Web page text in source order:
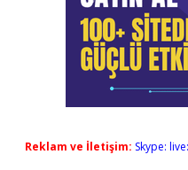
Reklam ve İletişim: Skype: